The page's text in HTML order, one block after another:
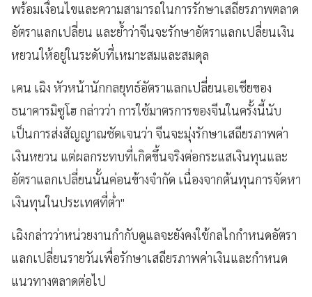
พร้อมเงื่อนไขและความสามารถในการรักษาเสถียรภาพตลาด
อัตราแลกเปลี่ยน และย้ำว่าจีนจะรักษาอัตราแลกเปลี่ยนเงิน
หยวนให้อยู่ในระดับที่เหมาะสมและสมดุล
เคน เฉิง หัวหน้านักกลยุทธ์อัตราแลกเปลี่ยนเอเชียของ
ธนาคารมิซูโฮ กล่าวว่า การใช้มาตรการของจีนในครั้งนี้นับ
เป็นการส่งสัญญาณชัดเจนว่า จีนจะมุ่งรักษาเสถียรภาพค่า
เงินหยวน แต่ผลกระทบที่เกิดขึ้นจริงต่อกระแสเงินทุนและ
อัตราแลกเปลี่ยนนั้นค่อนข้างจำกัด เนื่องจากต้นทุนการจัดหา
เงินทุนในประเทศที่ต่ำ"
เฉิงกล่าวว่าหน่วยงานกำกับดูแลจะยังคงใช้กลไกกำหนดอัตรา
แลกเปลี่ยนรายวันเพื่อรักษาเสถียรภาพค่าเงินและกำหนด
แนวทางตลาดต่อไป